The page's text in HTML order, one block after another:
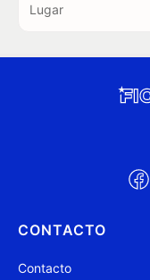
Lugar
CONTACTO
Contacto